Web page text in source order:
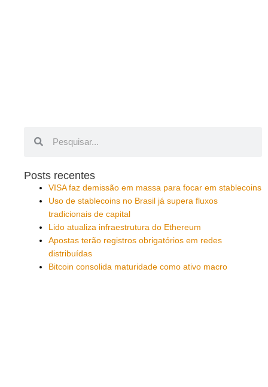
Posts recentes
VISA faz demissão em massa para focar em stablecoins
Uso de stablecoins no Brasil já supera fluxos
tradicionais de capital
Lido atualiza infraestrutura do Ethereum
Apostas terão registros obrigatórios em redes
distribuídas
Bitcoin consolida maturidade como ativo macro